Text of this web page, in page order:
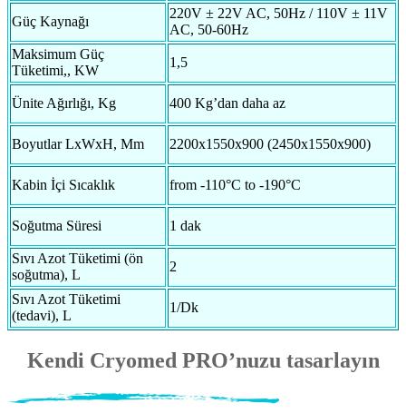
Güç Kaynağı
220V ± 22V AC, 50Hz / 110V ± 11V
AC, 50-60Hz
Maksimum Güç
Tüketimi,, KW
1,5
Ünite Ağırlığı, Kg 400 Kg’dan daha az
Boyutlar LxWxH, Mm 2200х1550х900 (2450х1550х900)
Kabin İçi Sıcaklık from -110°C to -190°C
Soğutma Süresi 1 dak
Sıvı Azot Tüketimi (ön
soğutma), L
2
Sıvı Azot Tüketimi
(tedavi), L
1/Dk
Kendi Cryomed PRO’nuzu tasarlayın